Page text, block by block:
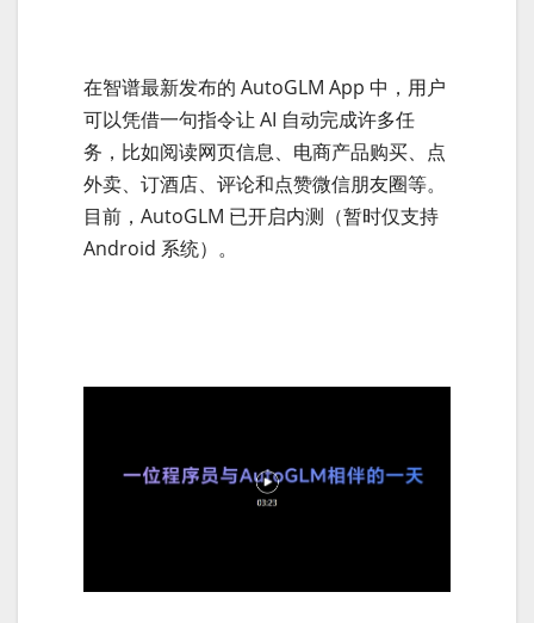
在智谱最新发布的 AutoGLM App 中，用户
可以凭借一句指令让 AI 自动完成许多任
务，比如阅读网页信息、电商产品购买、点
外卖、订酒店、评论和点赞微信朋友圈等。
目前，AutoGLM 已开启内测（暂时仅支持
Android 系统）。